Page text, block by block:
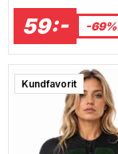
Bästsäljare just nu!
59:- -69%
Kundfavorit